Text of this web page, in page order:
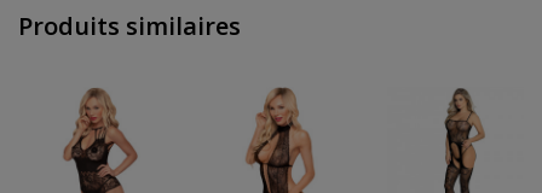
Produits similaires